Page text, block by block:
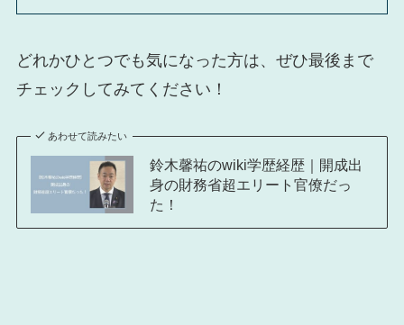
どれかひとつでも気になった方は、ぜひ最後まで
チェックしてみてください！
あわせて読みたい
鈴木馨祐のwiki学歴経歴｜開成出
身の財務省超エリート官僚だっ
た！